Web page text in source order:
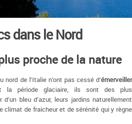
dans le Nord
proche de la nature
nord de l’Italie n’ont pas cessé d’émerveiller
la période glaciaire, ils sont des plus
bleu d’azur, leurs jardins naturellement
climat de fraicheur et de sérénité qui y règne